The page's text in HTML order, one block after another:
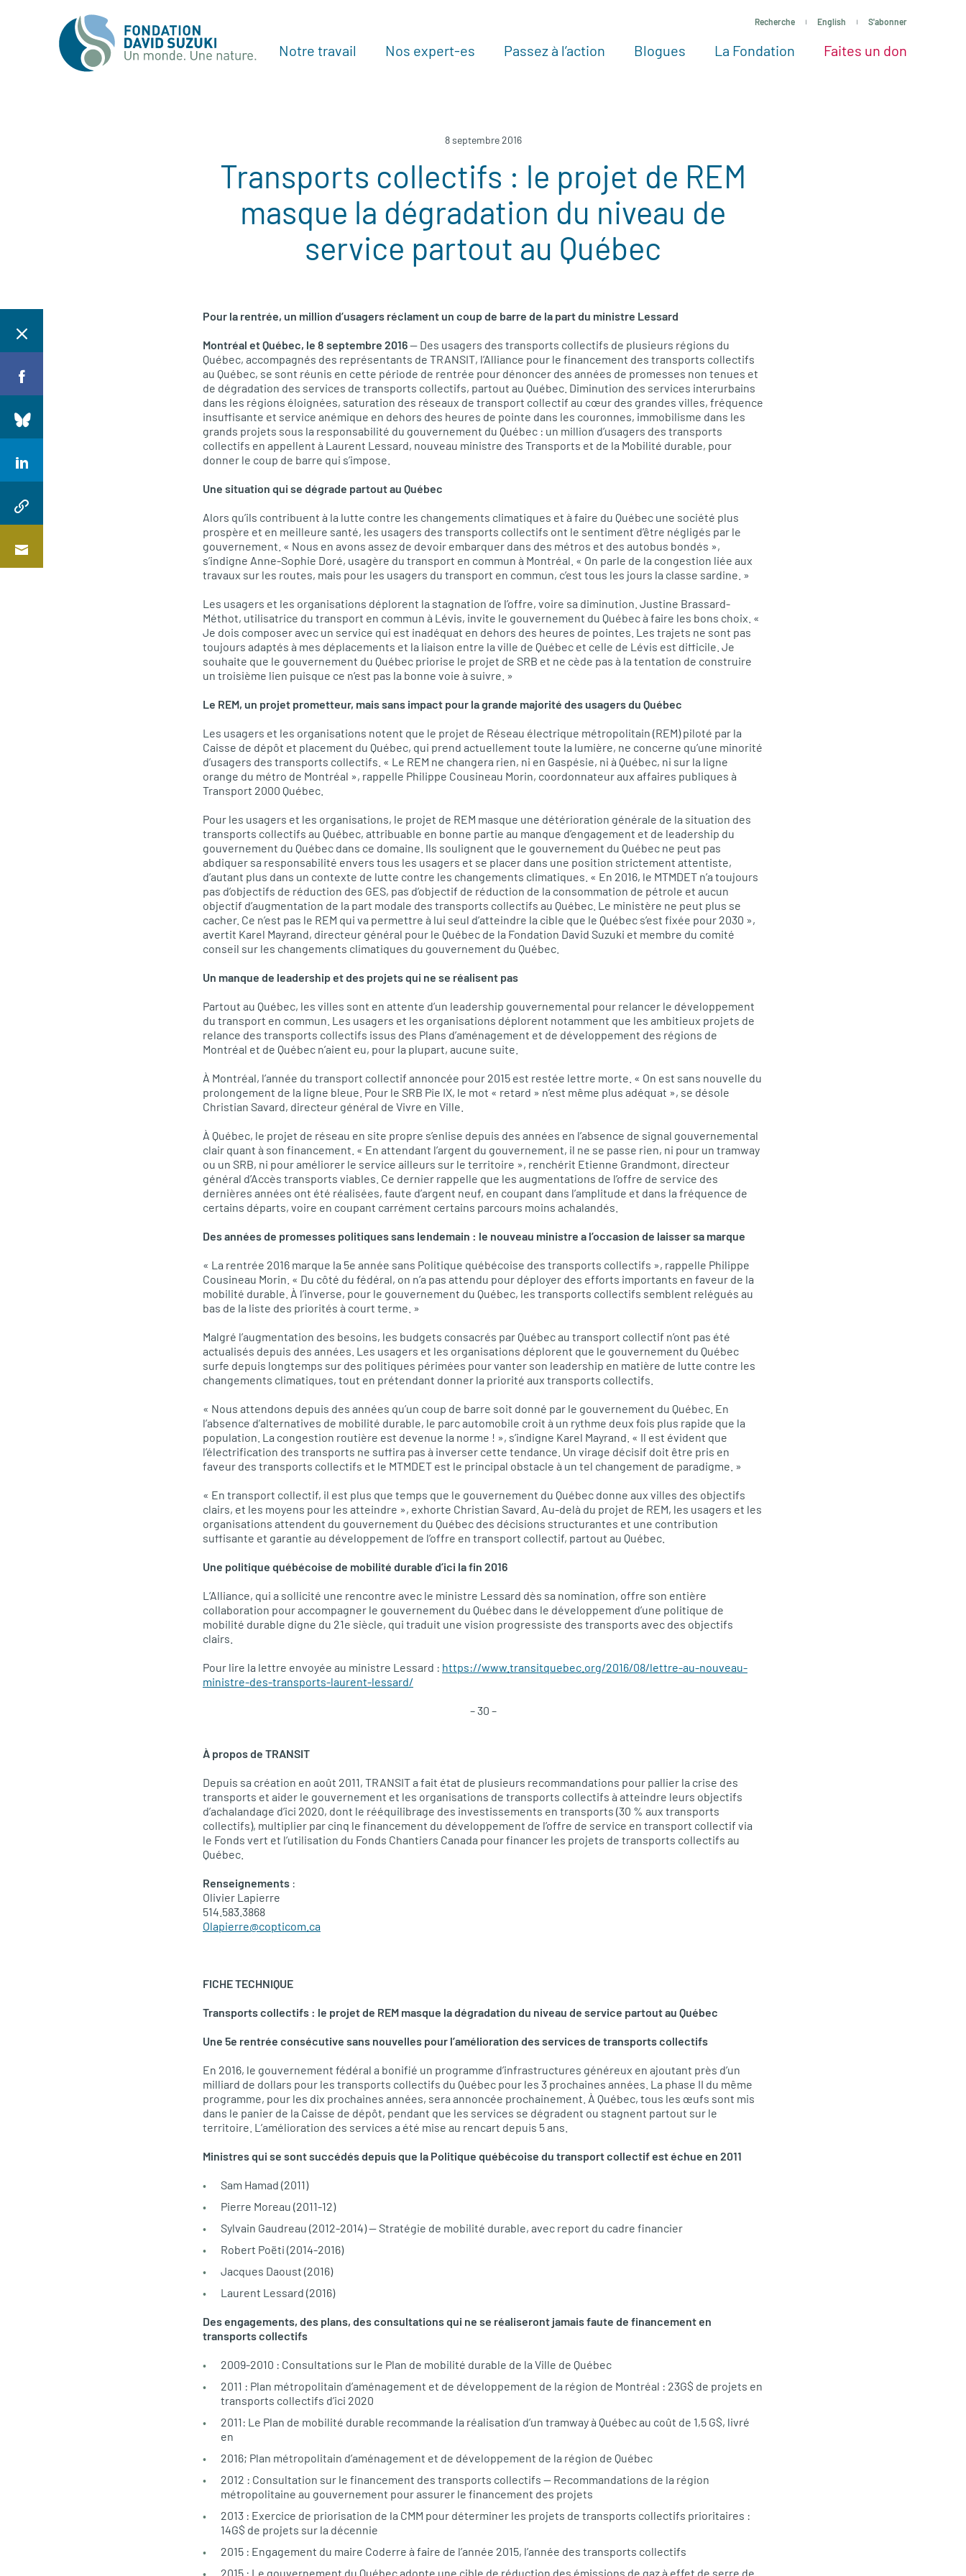
Recherche English S'abonner
Notre travail Voir tous les projets
Nos expert-es Nos Experts
Passez à l’action Passez à l’action
Blogues La FondationLa Fondation
Faites un don
Autres façons de faire un don
8 septembre 2016
Transports collectifs : le projet de REM
masque la dégradation du niveau de
service partout au Québec
Pour la rentrée, un million d’usagers réclament un coup de barre de la part du ministre Lessard
Montréal et Québec, le 8 septembre 2016— Des usagers des transports collectifs de plusieurs régions du
Québec, accompagnés des représentants de TRANSIT, l’Alliance pour le financement des transports collectifs
au Québec, se sont réunis en cette période de rentrée pour dénoncer des années de promesses non tenues et
de dégradation des services de transports collectifs, partout au Québec. Diminution des services interurbains
dans les régions éloignées, saturation des réseaux de transport collectif au cœur des grandes villes, fréquence
insuffisante et service anémique en dehors des heures de pointe dans les couronnes, immobilisme dans les
grands projets sous la responsabilité du gouvernement du Québec : un million d’usagers des transports
collectifs en appellent à Laurent Lessard, nouveau ministre des Transports et de la Mobilité durable, pour
donner le coup de barre qui s’impose.
Une situation qui se dégrade partout au Québec
Alors qu’ils contribuent à la lutte contre les changements climatiques et à faire du Québec une société plus
prospère et en meilleure santé, les usagers des transports collectifs ont le sentiment d’être négligés par le
gouvernement. « Nous en avons assez de devoir embarquer dans des métros et des autobus bondés »,
s’indigne Anne-Sophie Doré, usagère du transport en commun à Montréal. « On parle de la congestion liée aux
travaux sur les routes, mais pour les usagers du transport en commun, c’est tous les jours la classe sardine. »
Les usagers et les organisations déplorent la stagnation de l’offre, voire sa diminution. Justine Brassard-
Méthot, utilisatrice du transport en commun à Lévis, invite le gouvernement du Québec à faire les bons choix. «
Je dois composer avec un service qui est inadéquat en dehors des heures de pointes. Les trajets ne sont pas
toujours adaptés à mes déplacements et la liaison entre la ville de Québec et celle de Lévis est difficile. Je
souhaite que le gouvernement du Québec priorise le projet de SRB et ne cède pas à la tentation de construire
un troisième lien puisque ce n’est pas la bonne voie à suivre. »
Le REM, un projet prometteur, mais sans impact pour la grande majorité des usagers du Québec
Les usagers et les organisations notent que le projet de Réseau électrique métropolitain (REM) piloté par la
Caisse de dépôt et placement du Québec, qui prend actuellement toute la lumière, ne concerne qu’une minorité
d’usagers des transports collectifs. « Le REM ne changera rien, ni en Gaspésie, ni à Québec, ni sur la ligne
orange du métro de Montréal », rappelle Philippe Cousineau Morin, coordonnateur aux affaires publiques à
Transport 2000 Québec.
Pour les usagers et les organisations, le projet de REM masque une détérioration générale de la situation des
transports collectifs au Québec, attribuable en bonne partie au manque d’engagement et de leadership du
gouvernement du Québec dans ce domaine. Ils soulignent que le gouvernement du Québec ne peut pas
abdiquer sa responsabilité envers tous les usagers et se placer dans une position strictement attentiste,
d’autant plus dans un contexte de lutte contre les changements climatiques. « En 2016, le MTMDET n’a toujours
pas d’objectifs de réduction des GES, pas d’objectif de réduction de la consommation de pétrole et aucun
objectif d’augmentation de la part modale des transports collectifs au Québec. Le ministère ne peut plus se
cacher. Ce n’est pas le REM qui va permettre à lui seul d’atteindre la cible que le Québec s’est fixée pour 2030 »,
avertit Karel Mayrand, directeur général pour le Québec de la Fondation David Suzuki et membre du comité
conseil sur les changements climatiques du gouvernement du Québec.
Un manque de leadership et des projets qui ne se réalisent pas
Partout au Québec, les villes sont en attente d’un leadership gouvernemental pour relancer le développement
du transport en commun. Les usagers et les organisations déplorent notamment que les ambitieux projets de
relance des transports collectifs issus des Plans d’aménagement et de développement des régions de
Montréal et de Québec n’aient eu, pour la plupart, aucune suite.
À Montréal, l’année du transport collectif annoncée pour 2015 est restée lettre morte. « On est sans nouvelle du
prolongement de la ligne bleue. Pour le SRB Pie IX, le mot « retard » n’est même plus adéquat », se désole
Christian Savard, directeur général de Vivre en Ville.
À Québec, le projet de réseau en site propre s’enlise depuis des années en l’absence de signal gouvernemental
clair quant à son financement. « En attendant l’argent du gouvernement, il ne se passe rien, ni pour un tramway
ou un SRB, ni pour améliorer le service ailleurs sur le territoire », renchérit Etienne Grandmont, directeur
général d’Accès transports viables. Ce dernier rappelle que les augmentations de l’offre de service des
dernières années ont été réalisées, faute d’argent neuf, en coupant dans l’amplitude et dans la fréquence de
certains départs, voire en coupant carrément certains parcours moins achalandés.
Des années de promesses politiques sans lendemain : le nouveau ministre a l’occasion de laisser sa marque
« La rentrée 2016 marque la 5e année sans Politique québécoise des transports collectifs », rappelle Philippe
Cousineau Morin. « Du côté du fédéral, on n’a pas attendu pour déployer des efforts importants en faveur de la
mobilité durable. À l’inverse, pour le gouvernement du Québec, les transports collectifs semblent relégués au
bas de la liste des priorités à court terme. »
Malgré l’augmentation des besoins, les budgets consacrés par Québec au transport collectif n’ont pas été
actualisés depuis des années. Les usagers et les organisations déplorent que le gouvernement du Québec
surfe depuis longtemps sur des politiques périmées pour vanter son leadership en matière de lutte contre les
changements climatiques, tout en prétendant donner la priorité aux transports collectifs.
« Nous attendons depuis des années qu’un coup de barre soit donné par le gouvernement du Québec. En
l’absence d’alternatives de mobilité durable, le parc automobile croit à un rythme deux fois plus rapide que la
population. La congestion routière est devenue la norme ! », s’indigne Karel Mayrand. « Il est évident que
l’électrification des transports ne suffira pas à inverser cette tendance. Un virage décisif doit être pris en
faveur des transports collectifs et le MTMDET est le principal obstacle à un tel changement de paradigme. »
« En transport collectif, il est plus que temps que le gouvernement du Québec donne aux villes des objectifs
clairs, et les moyens pour les atteindre », exhorte Christian Savard. Au-delà du projet de REM, les usagers et les
organisations attendent du gouvernement du Québec des décisions structurantes et une contribution
suffisante et garantie au développement de l’offre en transport collectif, partout au Québec.
Une politique québécoise de mobilité durable d’ici la fin 2016
L’Alliance, qui a sollicité une rencontre avec le ministre Lessard dès sa nomination, offre son entière
collaboration pour accompagner le gouvernement du Québec dans le développement d’une politique de
mobilité durable digne du 21e siècle, qui traduit une vision progressiste des transports avec des objectifs
clairs.
Pour lire la lettre envoyée au ministre Lessard : https://www.transitquebec.org/2016/08/lettre-au-nouveau-
ministre-des-transports-laurent-lessard/
– 30 –
À propos de TRANSIT
Depuis sa création en août 2011, TRANSITa fait état de plusieurs recommandations pour pallier la crise des
transports et aider le gouvernement et les organisations de transports collectifs à atteindre leurs objectifs
d’achalandage d’ici 2020, dont le rééquilibrage des investissements en transports (30 % aux transports
collectifs), multiplier par cinq le financement du développement de l’offre de service en transport collectif via
le Fonds vert et l’utilisation du Fonds Chantiers Canada pour financer les projets de transports collectifs au
Québec.
Renseignements :
Olivier Lapierre
514.583.3868
Olapierre@copticom.ca
FICHE TECHNIQUE
Transports collectifs : le projet de REM masque la dégradation du niveau de service partout au Québec
Une 5e rentrée consécutive sans nouvelles pour l’amélioration des services de transports collectifs
En 2016, le gouvernement fédéral a bonifié un programme d’infrastructures généreux en ajoutant près d’un
milliard de dollars pour les transports collectifs du Québec pour les 3 prochaines années. La phase II du même
programme, pour les dix prochaines années, sera annoncée prochainement. À Québec, tous les œufs sont mis
dans le panier de la Caisse de dépôt, pendant que les services se dégradent ou stagnent partout sur le
territoire. L’amélioration des services a été mise au rencart depuis 5 ans.
Ministres qui se sont succédés depuis que la Politique québécoise du transport collectif est échue en 2011
Sam Hamad (2011)
Pierre Moreau (2011-12)
Sylvain Gaudreau (2012-2014) — Stratégie de mobilité durable, avec report du cadre financier
Robert Poëti (2014-2016)
Jacques Daoust (2016)
Laurent Lessard (2016)
Des engagements, des plans, des consultations qui ne se réaliseront jamais faute de financement en
transports collectifs
2009-2010 : Consultations sur le Plan de mobilité durable de la Ville de Québec
2011 : Plan métropolitain d’aménagement et de développement de la région de Montréal : 23G$ de projets en
transports collectifs d’ici 2020
2011: Le Plan de mobilité durable recommande la réalisation d’un tramway à Québec au coût de 1,5 G$, livré
en
2016; Plan métropolitain d’aménagement et de développement de la région de Québec
2012 : Consultation sur le financement des transports collectifs — Recommandations de la région
métropolitaine au gouvernement pour assurer le financement des projets
2013 : Exercice de priorisation de la CMM pour déterminer les projets de transports collectifs prioritaires :
14G$ de projets sur la décennie
2015 : Engagement du maire Coderre à faire de l’année 2015, l’année des transports collectifs
2015 : Le gouvernement du Québec adopte une cible de réduction des émissions de gaz à effet de serre de